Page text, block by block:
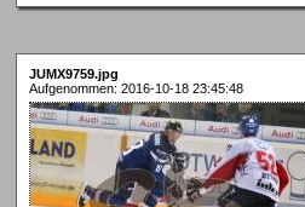
JUMX9759.jpg
Aufgenommen: 2016-10-18 23:45:48